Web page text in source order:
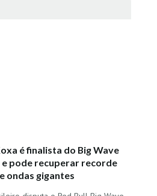
é finalista do Big Wave
e pode recuperar recorde
ondas gigantes